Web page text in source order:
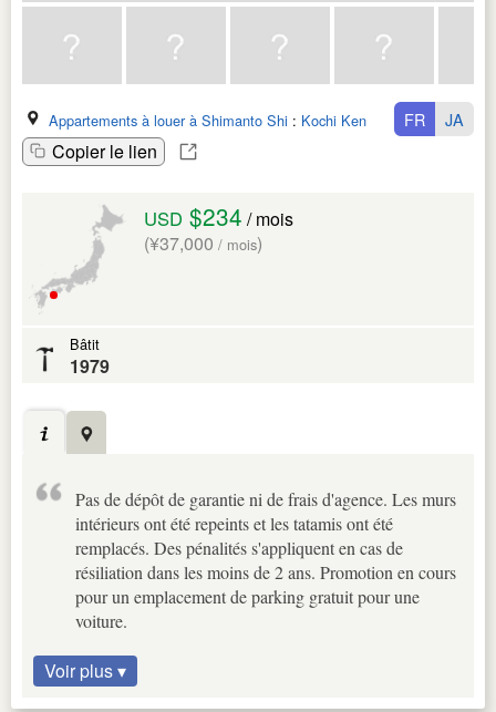
Appartements à louer à Shimanto Shi : Kochi Ken
Copier le lien
FR JA
USD $234 / mois
(¥37,000 / mois)
Bâtit
1979
Pas de dépôt de garantie ni de frais d'agence. Les murs
intérieurs ont été repeints et les tatamis ont été
remplacés. Des pénalités s'appliquent en cas de
résiliation dans les moins de 2 ans. Promotion en cours
pour un emplacement de parking gratuit pour une
voiture.
Voir plus ▾